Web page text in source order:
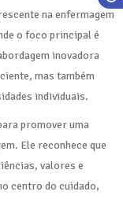
na enfermagem
o foco principal é
inovadora
mas também
individuais.
promover uma
Ele reconhece que
valores e
centro do cuidado,